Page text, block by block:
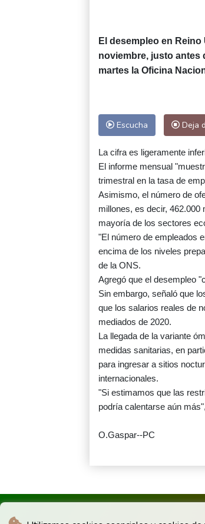
El desempleo en
noviembre, justo antes
martes la Oficina
Escucha Deja
La cifra es ligeramente
El informe mensual
trimestral en la tasa de
Asimismo, el número de
millones, es decir, 462.000
mayoría de los sectores
"El número de empleados
encima de los niveles
de la ONS.
Agregó que el desempleo
Sin embargo, señaló que
que los salarios reales de
mediados de 2020.
La llegada de la variante
medidas sanitarias, en
para ingresar a sitios
internacionales.
"Si estimamos que las
podría calentarse aún
O.Gaspar--PC